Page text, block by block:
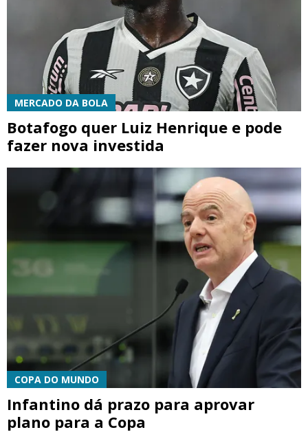
MERCADO DA BOLA
Botafogo quer Luiz Henrique e pode
fazer nova investida
COPA DO MUNDO
Infantino dá prazo para aprovar
plano para a Copa